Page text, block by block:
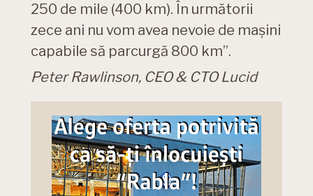
250 de mile (400 km). În următorii
zece ani nu vom avea nevoie de mașini
capabile să parcurgă 800 km”.
Peter Rawlinson, CEO & CTO Lucid